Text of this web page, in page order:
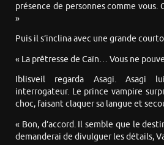
présence de personnes comme vous.
»
Puis il s’inclina avec une grande
« La prêtresse de Caïn… Vous ne
Iblisveil regarda Asagi. Asagi
interrogateur. Le prince vampire
choc, faisant claquer sa langue et
« Bon, d’accord. Il semble que le
demanderai de divulguer les détails,